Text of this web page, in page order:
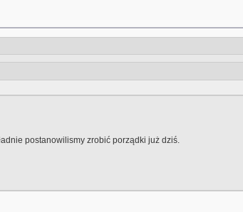
postanowilismy zrobić porządki już dziś.